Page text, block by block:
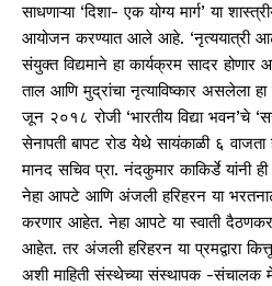
साधणाऱ्या ‘दिशा- एक योग्य मार्ग’ या
आयोजन करण्यात आले आहे. ‘नृत्ययात्री
संयुक्त विद्यमाने हा कार्यक्रम सादर होणार
ताल आणि मुद्रांचा नृत्याविष्कार असलेला
जून २०१८ रोजी ‘भारतीय विद्या भवन’चे
सेनापती बापट रोड येथे सायंकाळी ६ वाजता
मानद सचिव प्रा. नंदकुमार काकिर्डे यांनी ही
नेहा आपटे आणि अंजली हरिहरन या
करणार आहेत. नेहा आपटे या स्वाती दैठणकर
आहेत. तर अंजली हरिहरन या प्रमद्वारा
अशी माहिती संस्थेच्या संस्थापक -संचालक